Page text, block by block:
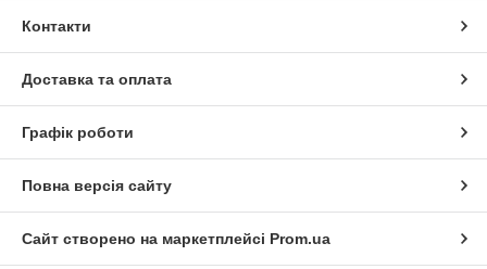
Контакти
Доставка та оплата
Графік роботи
Повна версія сайту
Сайт створено на маркетплейсі Prom.ua